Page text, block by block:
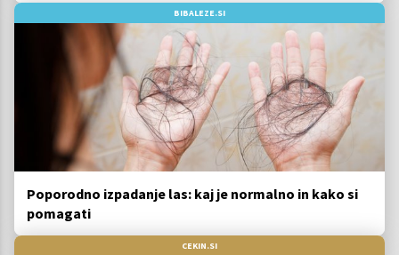
BIBALEZE.SI
Poporodno izpadanje las: kaj je normalno in kako si
pomagati
CEKIN.SI